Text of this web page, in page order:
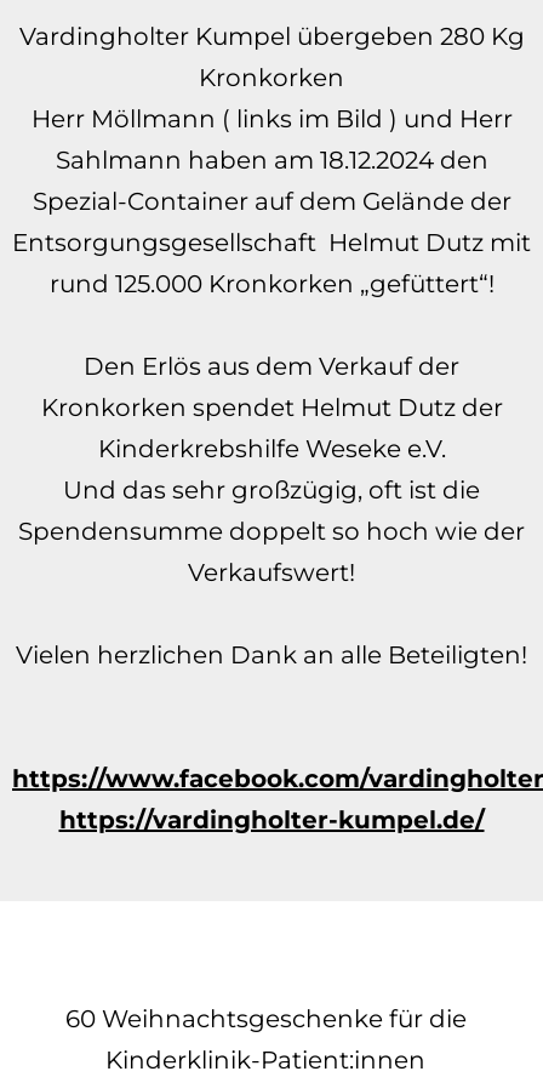
Vardingholter Kumpel übergeben 280 Kg
Kronkorken
Herr Möllmann ( links im Bild ) und Herr
Sahlmann haben am 18.12.2024 den
Spezial-Container auf dem Gelände der
Entsorgungsgesellschaft Helmut Dutz mit
rund 125.000 Kronkorken „gefüttert“!
Den Erlös aus dem Verkauf der
Kronkorken spendet Helmut Dutz der
Kinderkrebshilfe Weseke e.V.
Und das sehr großzügig, oft ist die
Spendensumme doppelt so hoch wie der
Verkaufswert!
Vielen herzlichen Dank an alle Beteiligten!
https://www.facebook.com/
https://vardingholter-kumpel.de/
60 Weihnachtsgeschenke für die
Kinderklinik-Patient:innen